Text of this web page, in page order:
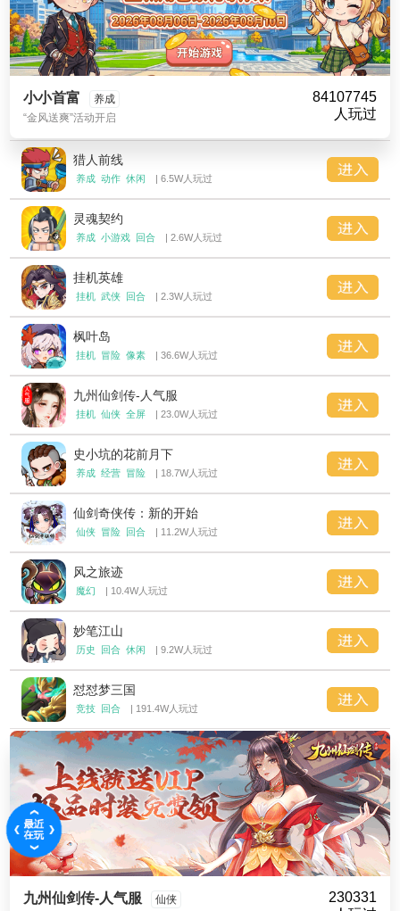
小小首富
养成
“金风送爽”活动开启
84107745
人玩过
猎人前线
养成 动作 休闲 | 6.5W人玩过
灵魂契约
养成 小游戏 回合 | 2.6W人玩过
挂机英雄
挂机 武侠 回合 | 2.3W人玩过
枫叶岛
挂机 冒险 像素 | 36.6W人玩过
九州仙剑传-人气服
挂机 仙侠 全屏 | 23.0W人玩过
史小坑的花前月下
养成 经营 冒险 | 18.7W人玩过
仙剑奇侠传：新的开始
仙侠 冒险 回合 | 11.2W人玩过
风之旅迹
魔幻 | 10.4W人玩过
妙笔江山
历史 回合 休闲 | 9.2W人玩过
怼怼梦三国
竞技 回合 | 191.4W人玩过
九州仙剑传-人气服 仙侠
230331